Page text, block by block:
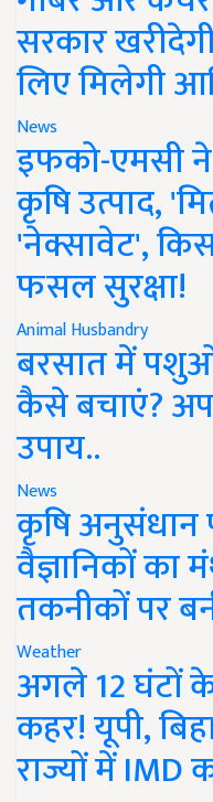
सरकार
लिए मिलेगी
News
इफको-एमसी
कृषि उत्पाद,
'नेक्सावेट',
फसल सुरक्षा!
Animal Husbandry
बरसात में पशुओं
कैसे बचाएं?
उपाय..
News
कृषि अनुसंधान
वैज्ञानिकों का
तकनीकों पर
Weather
अगले 12 घंटों
कहर! यूपी,
राज्यों में